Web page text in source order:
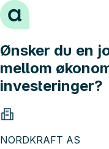
Hopp til innhold
Ønsker du en
mellom
investeringer?
NORDKRAFT AS